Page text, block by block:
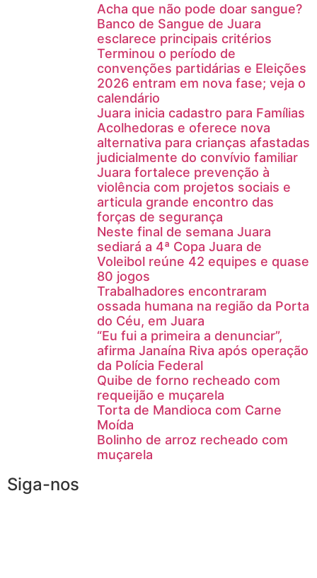
Acha que não pode doar sangue?
Banco de Sangue de Juara
esclarece principais critérios
Terminou o período de
convenções partidárias e Eleições
2026 entram em nova fase; veja o
calendário
Juara inicia cadastro para Famílias
Acolhedoras e oferece nova
alternativa para crianças afastadas
judicialmente do convívio familiar
Juara fortalece prevenção à
violência com projetos sociais e
articula grande encontro das
forças de segurança
Neste final de semana Juara
sediará a 4ª Copa Juara de
Voleibol reúne 42 equipes e quase
80 jogos
Trabalhadores encontraram
ossada humana na região da Porta
do Céu, em Juara
“Eu fui a primeira a denunciar”,
afirma Janaína Riva após operação
da Polícia Federal
Quibe de forno recheado com
requeijão e muçarela
Torta de Mandioca com Carne
Moída
Bolinho de arroz recheado com
muçarela
Siga-nos